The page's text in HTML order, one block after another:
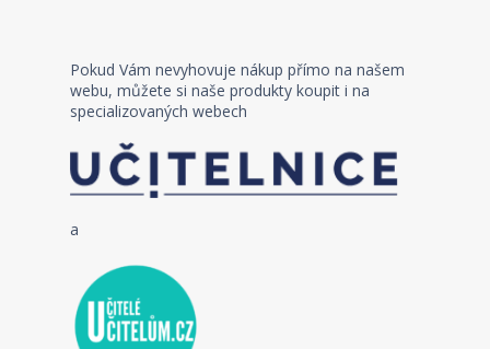
Pokud Vám nevyhovuje nákup přímo na našem
webu, můžete si naše produkty koupit i na
specializovaných webech
a